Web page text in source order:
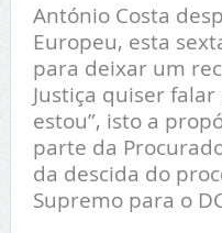
António Costa
Europeu, esta
para deixar um
Justiça quiser
estou”, isto a
parte da
da descida do
Supremo para o